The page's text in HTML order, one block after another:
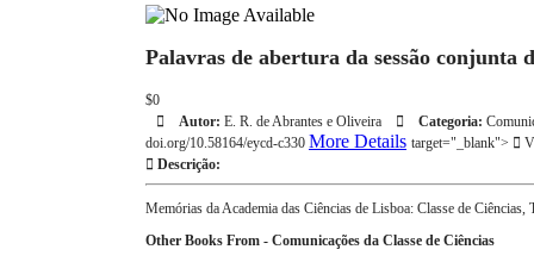
Palavras de abertura da sessão conjunta
$0
Autor: E. R. de Abrantes e Oliveira Categoria:
doi.org/10.58164/eycd-c330 More Details target="_blank">
Descrição:
Memórias da Academia das Ciências de Lisboa: Classe de Ciências,
Other Books From - Comunicações da Classe de Ciências